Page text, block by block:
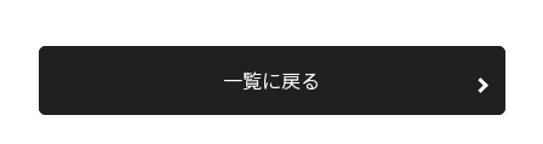
一覧に戻る